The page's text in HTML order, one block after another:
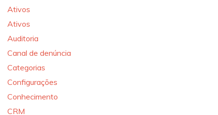
Ativos
Ativos
Auditoria
Canal de denúncia
Categorias
Configurações
Conhecimento
CRM